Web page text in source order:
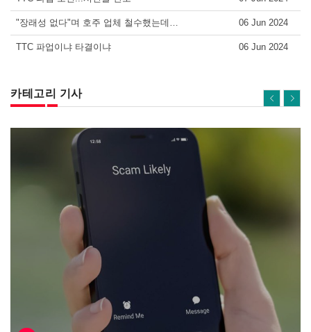
"장래성 없다"며 호주 업체 철수했는데… 06 Jun 2024
TTC 파업이냐 타결이냐 06 Jun 2024
카테고리 기사